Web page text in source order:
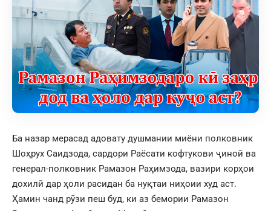
Ба назар мерасад адовату душмании миёни полковник
Шоҳрух Саидзода, сардори Раёсати кофтукови ҷиноӣ ва
генерал-полковник Рамазон Раҳимзода, вазири корҳои
дохилӣ дар ҳоли расидан ба нуқтаи ниҳоии худ аст.
Ҳамин чанд рӯзи пеш буд, ки аз бемории Рамазон